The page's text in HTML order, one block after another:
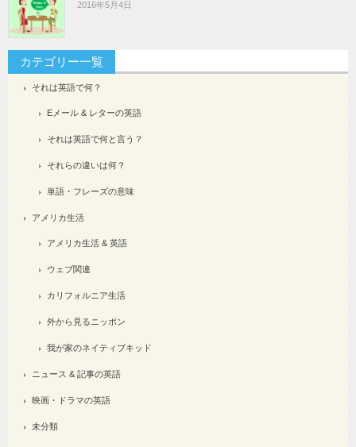
2016年5月4日
カテゴリー一覧
それは英語で何？
Eメール & レターの英語
それは英語で何と言う？
それらの違いは何？
単語・フレーズの意味
アメリカ生活
アメリカ生活 & 英語
ウェブ関連
カリフォルニア生活
外から見るニッポン
我が家のネイティブキッド
ニュース & 記事の英語
映画・ドラマの英語
未分類